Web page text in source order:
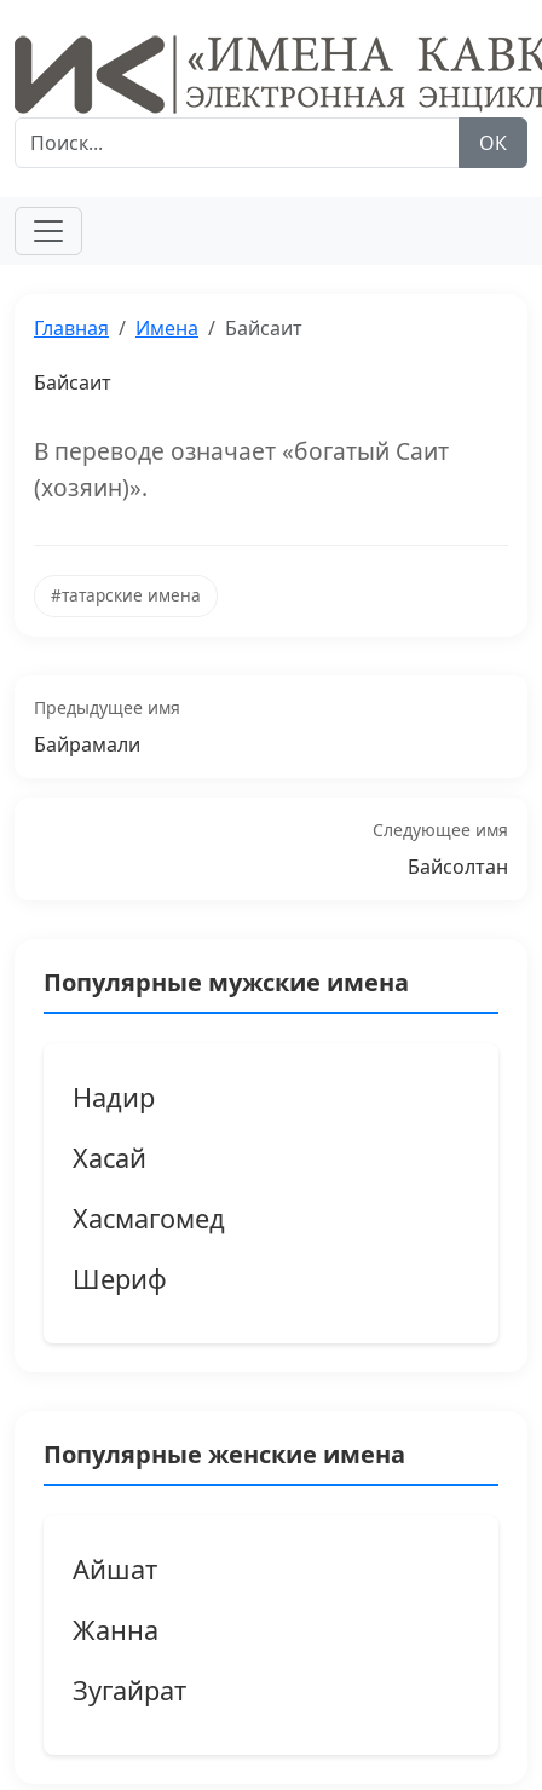
ОК
Главная Имена Байсаит
Байсаит
В переводе означает «богатый Саит
(хозяин)».
#татарские имена
Предыдущее имя
Байрамали
Следующее имя
Байсолтан
Популярные мужские имена
Надир
Хасай
Хасмагомед
Шериф
Популярные женские имена
Айшат
Жанна
Зугайрат